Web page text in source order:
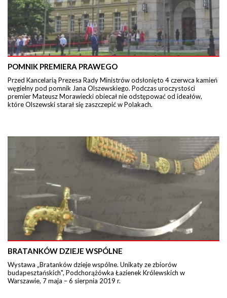
POMNIK PREMIERA PRAWEGO
Przed Kancelarią Prezesa Rady Ministrów odsłonięto 4 czerwca kamień
węgielny pod pomnik Jana Olszewskiego. Podczas uroczystości
premier Mateusz Morawiecki obiecał nie odstępować od ideałów,
które Olszewski starał się zaszczepić w Polakach.
BRATANKÓW DZIEJE WSPÓLNE
Wystawa „Bratanków dzieje wspólne. Unikaty ze zbiorów
budapesztańskich", Podchorążówka Łazienek Królewskich w
Warszawie, 7 maja – 6 sierpnia 2019 r.